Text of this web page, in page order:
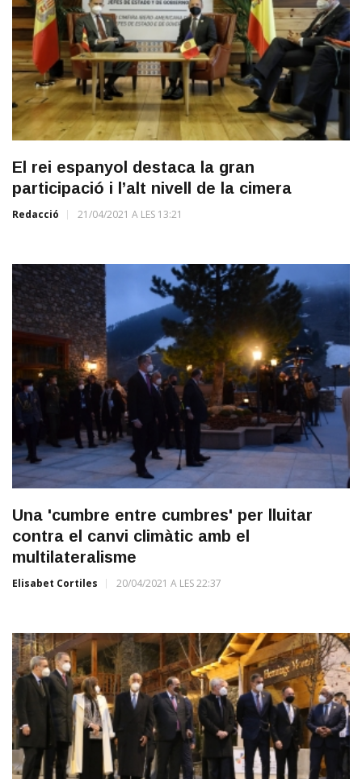
El rei espanyol destaca la gran
participació i l’alt nivell de la cimera
Redacció 21/04/2021 A LES 13:21
Una 'cumbre entre cumbres' per lluitar
contra el canvi climàtic amb el
multilateralisme
Elisabet Cortiles 20/04/2021 A LES 22:37